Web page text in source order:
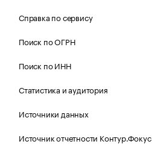
Справка по сервису
Поиск по ОГРН
Поиск по ИНН
Статистика и аудитория
Источники данных
Источник отчетности Контур.Фокус